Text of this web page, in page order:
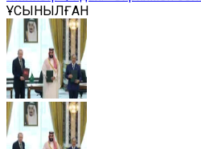
ҰСЫНЫЛҒАН